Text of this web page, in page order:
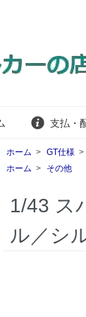
支払・
ホーム > GT仕様 >
ホーム > その他
1/43 ス
ル／シ